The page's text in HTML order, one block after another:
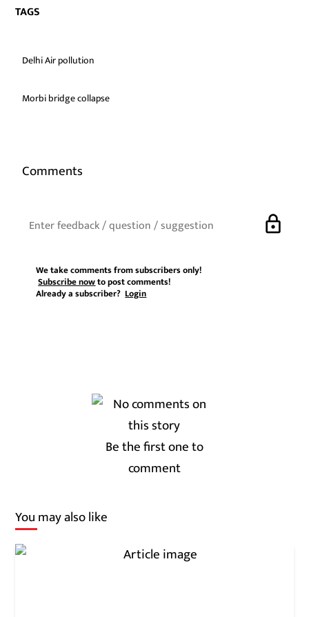
TAGS
Delhi Air pollution
Morbi bridge collapse
Comments
lock
We take comments from subscribers only!
Subscribe nowto post comments!
Already a subscriber?Login
Be the first one to
comment
You may also like